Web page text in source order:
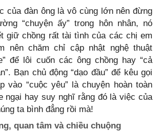
của đàn ông là vô cùng lớn nên đừng
“chuyện ấy” trong hôn nhân, nó
giữ chồng rất tài tình của các chị em
nên chăm chỉ cập nhật nghệ thuật
để lôi cuốn các ông chồng hay “cả
Bạn chủ động “dạo đầu” để kêu gọi
vào “cuộc yêu” là chuyện hoàn toàn
ngại hay suy nghĩ rằng đó là việc của
ta bình đẳng rồi mà!
quan tâm và chiều chuộng